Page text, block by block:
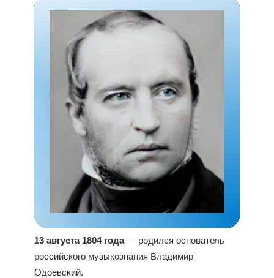
13 августа 1804 года— родился основатель
российского музыкознания Владимир
Одоевский.